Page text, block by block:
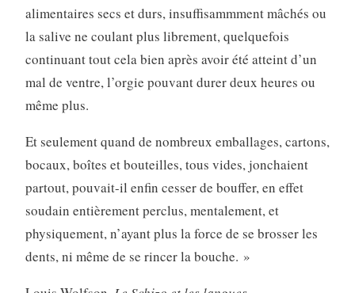
alimentaires secs et durs, insuffisammment mâchés ou
la salive ne coulant plus librement, quelquefois
continuant tout cela bien après avoir été atteint d’un
mal de ventre, l’orgie pouvant durer deux heures ou
même plus.
Et seulement quand de nombreux emballages, cartons,
bocaux, boîtes et bouteilles, tous vides, jonchaient
partout, pouvait-il enfin cesser de bouffer, en effet
soudain entièrement perclus, mentalement, et
physiquement, n’ayant plus la force de se brosser les
dents, ni même de se rincer la bouche. »